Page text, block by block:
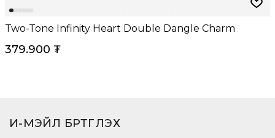
Two-Tone Infinity Heart Double Dangle Charm
379.900 ₮
И-МЭЙЛ БҮРТГҮҮЛЭХ​